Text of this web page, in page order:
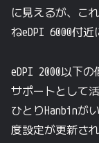
に見えるが、こ
ねeDPI 6000付近
eDPI 2000以下の
サポートとして
ひとりHanbinが
度設定が更新さ